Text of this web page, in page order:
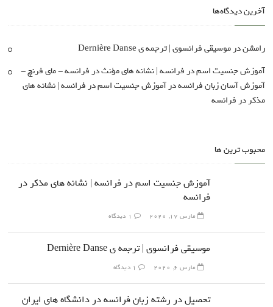
آخرین دیدگاه‌ها
رامشندرموسیقی فرانسوی | ترجمه ی Dernière Danse
آموزش جنسیت اسم در فرانسه | نشانه های مؤنث در فرانسه - مای فرنچ -
آموزش آسان زبان فرانسهدرآموزش جنسیت اسم در فرانسه | نشانه های
مذکر در فرانسه
محبوب ترین ها
آموزش جنسیت اسم در فرانسه | نشانه های مذکر در
فرانسه
مارس 17, 2020 1 دیدگاه
موسیقی فرانسوی | ترجمه ی Dernière Danse
مارس 6, 2020 1 دیدگاه
تحصیل در رشته زبان فرانسه در دانشگاه های ایران